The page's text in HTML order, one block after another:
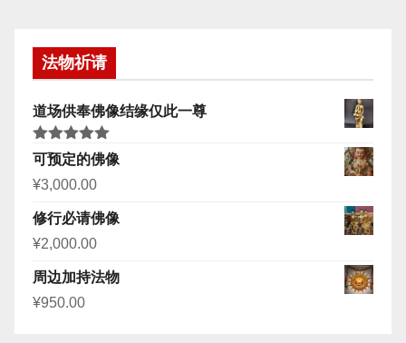
法物祈请
道场供奉佛像结缘仅此一尊
评分5.00
&sol; 5
可预定的佛像
¥3,000.00
修行必请佛像
¥2,000.00
周边加持法物
¥950.00